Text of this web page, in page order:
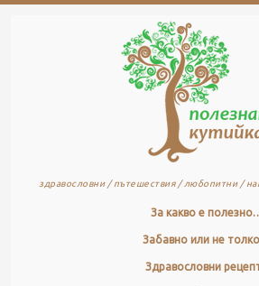
здравословни / пътешествия / любопитни /
За какво е
Забавно или не
Здравословни